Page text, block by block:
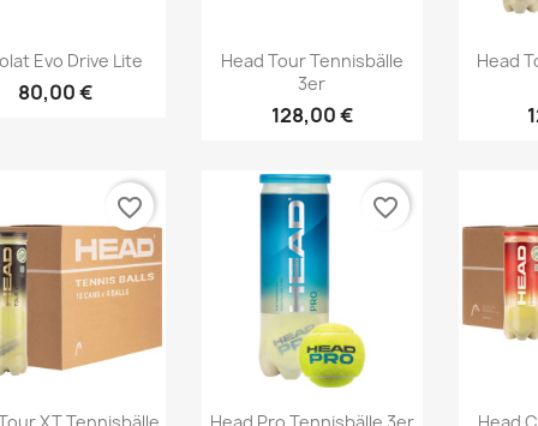
Vorschau
Evo Drive Lite
80,00 €
Vorschau
Head Tour Tennisbälle
3er
128,00 €

Head
Vorschau
favorite_border
Vorschau
favorite_border
